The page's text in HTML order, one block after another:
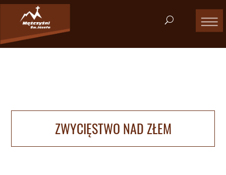
ZWYCIĘSTWO NAD ZŁEM